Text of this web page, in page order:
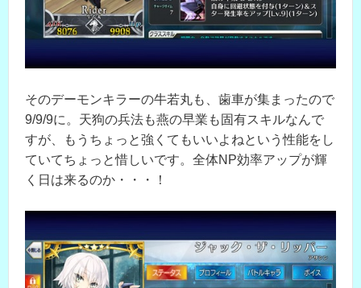
そのデーモンキラーの牛若丸も、歯車が集まったので
9/9/9に。天狗の兵法も燕の早業も固有スキルなんで
すが、もうちょっと強くてもいいよねという性能をし
ていてちょっと惜しいです。全体NP効率アップが輝
く日は来るのか・・・！